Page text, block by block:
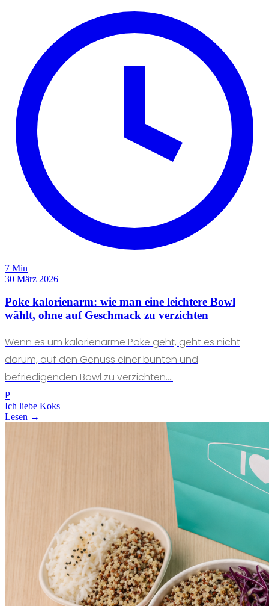
7 Min
30 März 2026
Poke kalorienarm: wie man eine leichtere Bowl
wählt, ohne auf Geschmack zu verzichten
Wenn es um kalorienarme Poke geht, geht es nicht
darum, auf den Genuss einer bunten und
befriedigenden Bowl zu verzichten....
P
Ich liebe Koks
Lesen →